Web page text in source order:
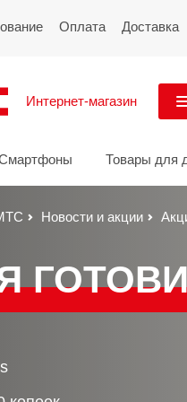
Оплата Доставка
Интернет-магазин
дома
Товары для
Новости и акции